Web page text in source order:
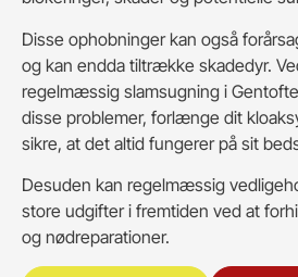
Disse ophobninger kan også
og kan endda tiltrække skadedyr.
regelmæssig slamsugning i
disse problemer, forlænge dit
sikre, at det altid fungerer på sit
Desuden kan regelmæssig
store udgifter i fremtiden ved at
og nødreparationer.